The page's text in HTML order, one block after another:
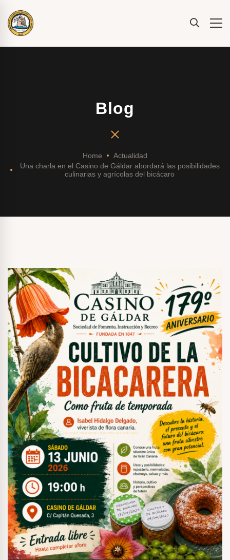
Blog
Home
Actualidad
Una charla en el Casino de Gáldar abordará las posibilidades
culinarias y agrícolas del bicácaro